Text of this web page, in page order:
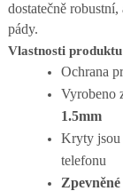
dostatečně
pády.
Vlastnosti
Ochrana
Vyrobeno
1.5mm
Kryty jsou
telefonu